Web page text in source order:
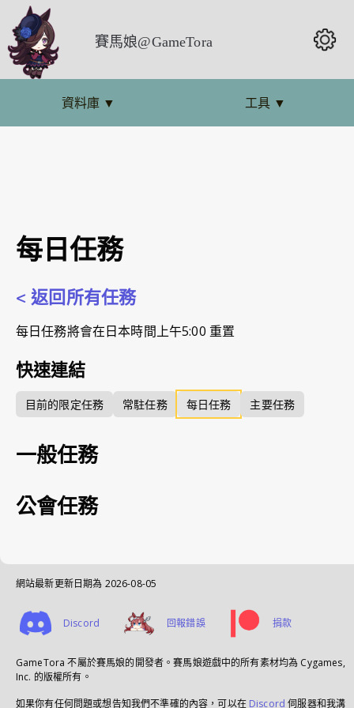
賽馬娘@GameTora
資料庫 ▼ 工具 ▼
每日任務
< 返回所有任務
每日任務將會在日本時間上午5:00 重置
快速連結
目前的限定任務 常駐任務 每日任務 主要任務
一般任務
公會任務
網站最新更新日期為 2026-08-05
Discord 回報錯誤 捐款
GameTora 不屬於賽馬娘的開發者。賽馬娘遊戲中的所有素材均為 Cygames,
Inc. 的版權所有。
如果你有任何問題或想告知我們不準確的內容，可以在 Discord 伺服器和我溝